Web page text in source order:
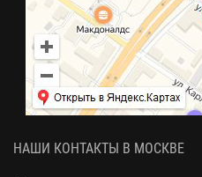
НАШИ КОНТАКТЫ В МОСКВЕ